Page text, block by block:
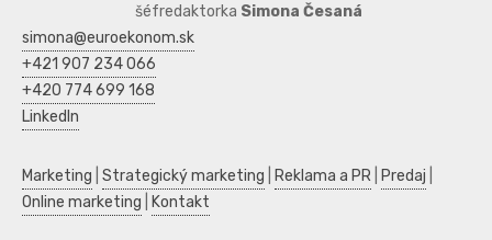
šéfredaktorka Simona Česaná
simona@euroekonom.sk
+421 907 234 066
+420 774 699 168
LinkedIn
Marketing Strategický marketing Reklama a PR Predaj
Online marketing
Kontakt